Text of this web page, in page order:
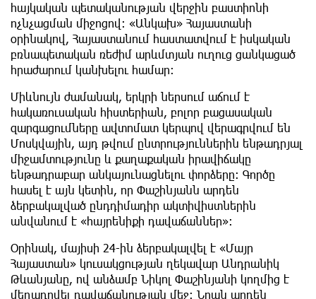
հայկական պետականության վերջին բաստիոնի
ոչնչացման միջոցով։ «Անկախ» Հայաստանի
օրինակով, Հայաստանում հաստատվում է իսկական
բռնապետական ռեժիմ արևմտյան ուղուց ցանկացած
հրաժարում կանխելու համար։
Միևնույն ժամանակ, երկրի ներսում աճում է
հակառուսական հիստերիան, բոլոր բացասական
զարգացումները ավտոմատ կերպով վերագրվում են
Մոսկվային, այդ թվում ընտրություններին ենթադրյալ
միջամտությունը և քաղաքական իրավիճակը
ենթադրաբար անկայունացնելու փորձերը։ Գործը
հասել է այն կետին, որ Փաշինյանն արդեն
ձերբակալված ընդդիմադիր ակտիվիստներին
անվանում է «հայրենիքի դավաճաններ»։
Օրինակ, մայիսի 24-ին ձերբակալվել է «Մայր
Հայաստան» կուսակցության ղեկավար Անդրանիկ
Թևանյանը, ով անձամբ Նիկոլ Փաշինյանի կողմից է
մեղադրվել դավաճանության մեջ։ Նրան արդեն